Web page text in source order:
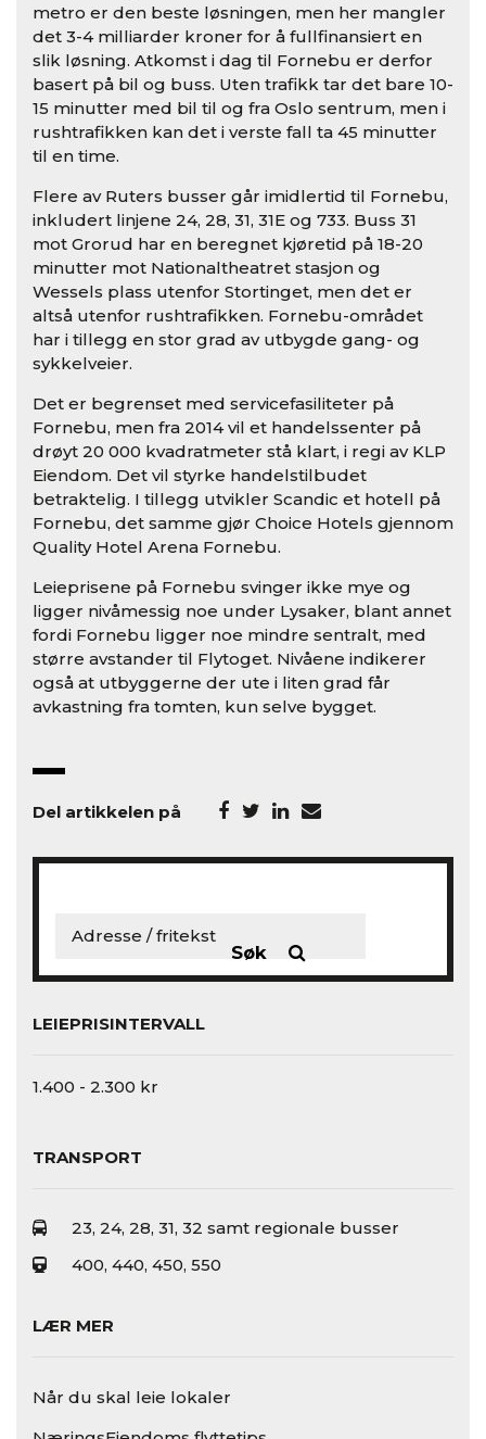
metro er den beste løsningen, men her mangler
det 3-4 milliarder kroner for å fullfinansiert en
slik løsning. Atkomst i dag til Fornebu er derfor
basert på bil og buss. Uten trafikk tar det bare 10-
15 minutter med bil til og fra Oslo sentrum, men i
rushtrafikken kan det i verste fall ta 45 minutter
til en time.
Flere av Ruters busser går imidlertid til Fornebu,
inkludert linjene 24, 28, 31, 31E og 733. Buss 31
mot Grorud har en beregnet kjøretid på 18-20
minutter mot Nationaltheatret stasjon og
Wessels plass utenfor Stortinget, men det er
altså utenfor rushtrafikken. Fornebu-området
har i tillegg en stor grad av utbygde gang- og
sykkelveier.
Det er begrenset med servicefasiliteter på
Fornebu, men fra 2014 vil et handelssenter på
drøyt 20 000 kvadratmeter stå klart, i regi av KLP
Eiendom. Det vil styrke handelstilbudet
betraktelig. I tillegg utvikler Scandic et hotell på
Fornebu, det samme gjør Choice Hotels gjennom
Quality Hotel Arena Fornebu.
Leieprisene på Fornebu svinger ikke mye og
ligger nivåmessig noe under Lysaker, blant annet
fordi Fornebu ligger noe mindre sentralt, med
større avstander til Flytoget. Nivåene indikerer
også at utbyggerne der ute i liten grad får
avkastning fra tomten, kun selve bygget.
Del artikkelen på
Søk
LEIEPRISINTERVALL
1.400 - 2.300 kr
TRANSPORT
23, 24, 28, 31, 32 samt regionale busser
400, 440, 450, 550
LÆR MER
Når du skal leie lokaler